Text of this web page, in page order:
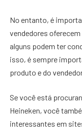
No entanto, é
vendedores
alguns podem ter
isso, é sempre
produto e do
Se você está
Heineken, você
interessantes em